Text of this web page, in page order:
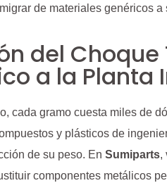
de materiales genéricos
del Choque
a la Planta
cada gramo cuesta miles de
y plásticos de
de su peso. En Sumiparts,
componentes metálicos